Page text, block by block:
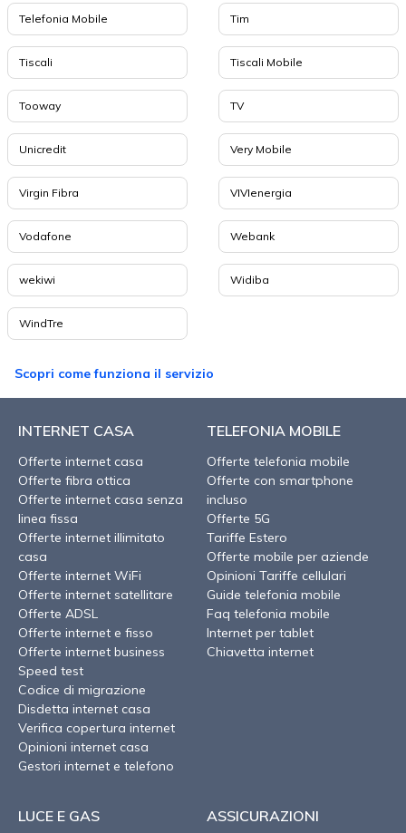
Telefonia Mobile Tim
Tiscali Tiscali Mobile
Tooway TV
Unicredit Very Mobile
Virgin Fibra VIVIenergia
Vodafone Webank
wekiwi Widiba
WindTre
Scopri come funziona il servizio
INTERNET CASA
Offerte internet casa
Offerte fibra ottica
Offerte internet casa senza
linea fissa
Offerte internet illimitato
casa
Offerte internet WiFi
Offerte internet satellitare
Offerte ADSL
Offerte internet e fisso
Offerte internet business
Speed test
Codice di migrazione
Disdetta internet casa
Verifica copertura internet
Opinioni internet casa
Gestori internet e telefono
TELEFONIA MOBILE
Offerte telefonia mobile
Offerte con smartphone
incluso
Offerte 5G
Tariffe Estero
Offerte mobile per aziende
Opinioni Tariffe cellulari
Guide telefonia mobile
Faq telefonia mobile
Internet per tablet
Chiavetta internet
LUCE E GAS ASSICURAZIONI